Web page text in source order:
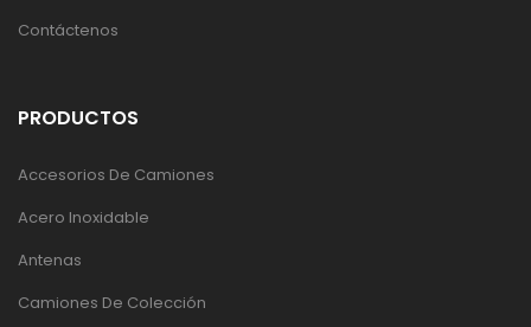
Contáctenos
PRODUCTOS
Accesorios De Camiones
Acero Inoxidable
Antenas
Camiones De Colección